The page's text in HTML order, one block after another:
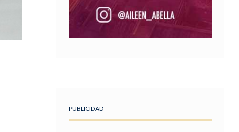
PUBLICIDAD